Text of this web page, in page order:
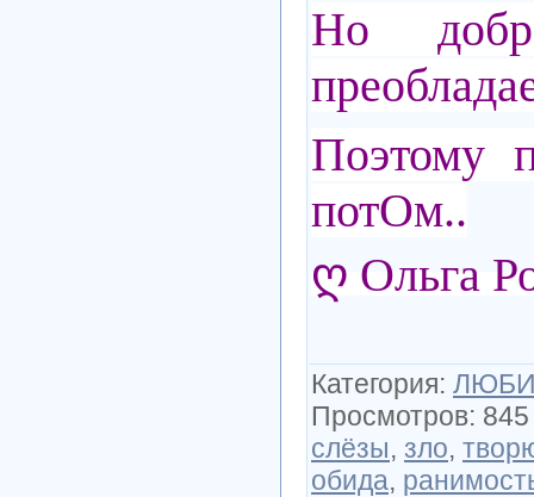
Но
Поэтому
потОм..
ღ Ольга
Категория:
Просмотров: 845
слёзы, зло,
обида,